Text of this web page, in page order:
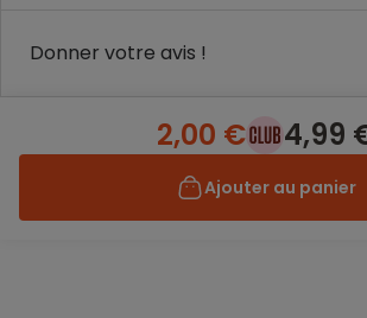
Donner votre avis !
2,00 € 4,99
Ajouter au panier